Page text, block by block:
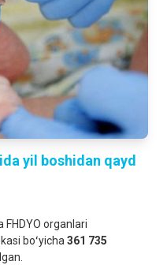
yil boshidan qayd
organlari
boʻyicha 361 735